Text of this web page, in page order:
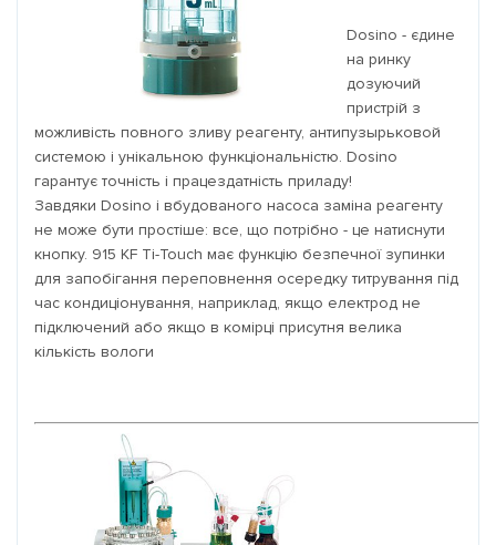
Dosino - єдине
на ринку
дозуючий
пристрій з
можливість повного зливу реагенту, антипузырьковой
системою і унікальною функціональністю. Dosino
гарантує точність і працездатність приладу!
Завдяки Dosino і вбудованого насоса заміна реагенту
не може бути простіше: все, що потрібно - це натиснути
кнопку. 915 KF Ti-Touch має функцію безпечної зупинки
для запобігання переповнення осередку титрування під
час кондиціонування, наприклад, якщо електрод не
підключений або якщо в комірці присутня велика
кількість вологи